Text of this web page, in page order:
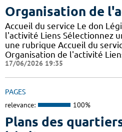
Organisation de
Accueil du service Le don
l'activité Liens Sélectionnez
une rubrique Accueil du
Organisation de l'activité
17/06/2026 19:35
PAGES
relevance: 100%
Plans des